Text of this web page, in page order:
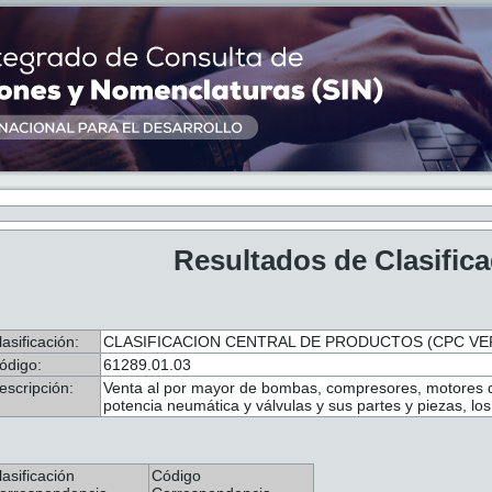
Resultados de
CLASIFICACION CENTRAL DE PRODUCTOS (CPC
61289.01.03
Venta al por mayor de bombas, compresores, motores
potencia neumática y válvulas y sus partes y piezas,
Código